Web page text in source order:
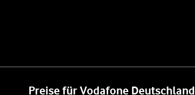
Preise für Vodafone Deutschland